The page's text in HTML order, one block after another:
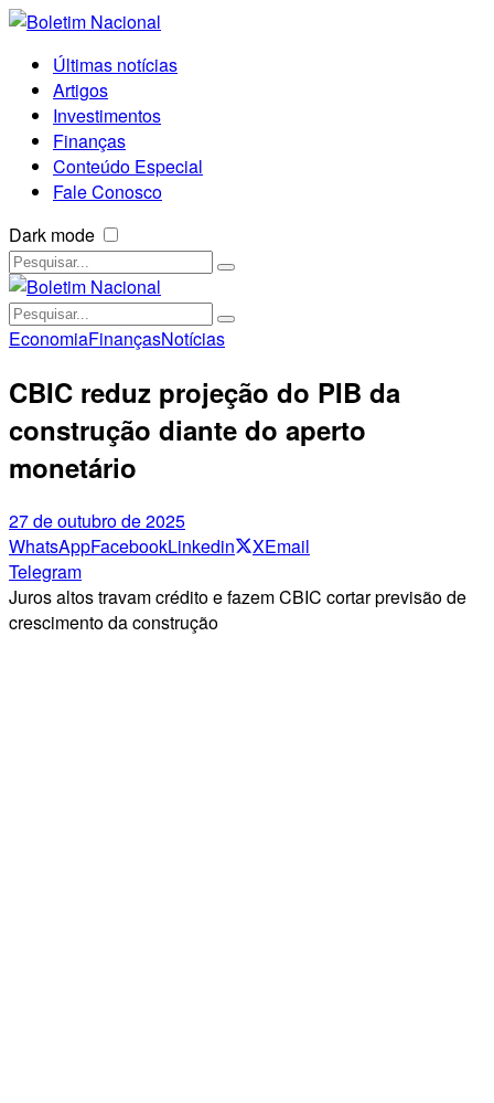
Últimas notícias
Artigos
Investimentos
Finanças
Conteúdo Especial
Fale Conosco
Dark mode
EconomiaFinançasNotícias
CBIC reduz projeção do PIB da
construção diante do aperto
monetário
27 de outubro de 2025
WhatsAppFacebookLinkedin XEmail
Telegram
Juros altos travam crédito e fazem CBIC cortar previsão de
crescimento da construção